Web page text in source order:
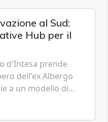
al Sud:
Hub per il
d'Intesa prende
dell'ex Albergo
a un modello di
e a una rete di